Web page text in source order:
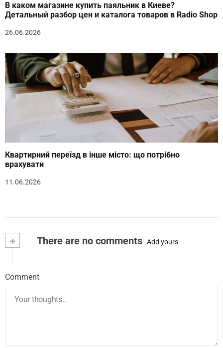
В каком магазине купить паяльник в Киеве?
Детальный разбор цен и каталога товаров в Radio Shop
26.06.2026
Квартирний переїзд в інше місто: що потрібно
врахувати
11.06.2026
+ There are no comments Add yours
Comment